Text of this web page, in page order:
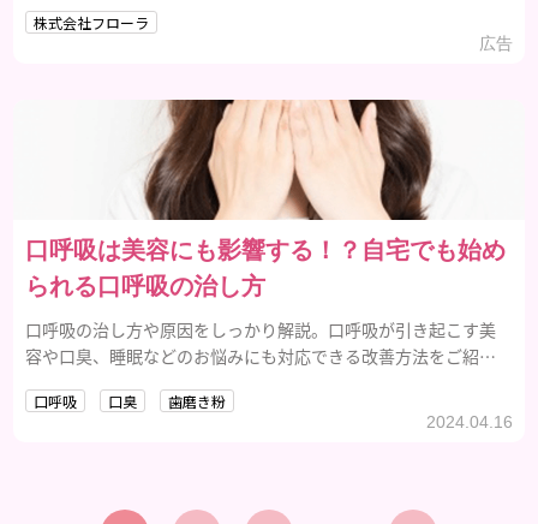
株式会社フローラ
広告
口呼吸は美容にも影響する！？自宅でも始め
られる口呼吸の治し方
口呼吸の治し方や原因をしっかり解説。口呼吸が引き起こす美
容や口臭、睡眠などのお悩みにも対応できる改善方法をご紹介
口呼吸 口臭 歯磨き粉
2024.04.16